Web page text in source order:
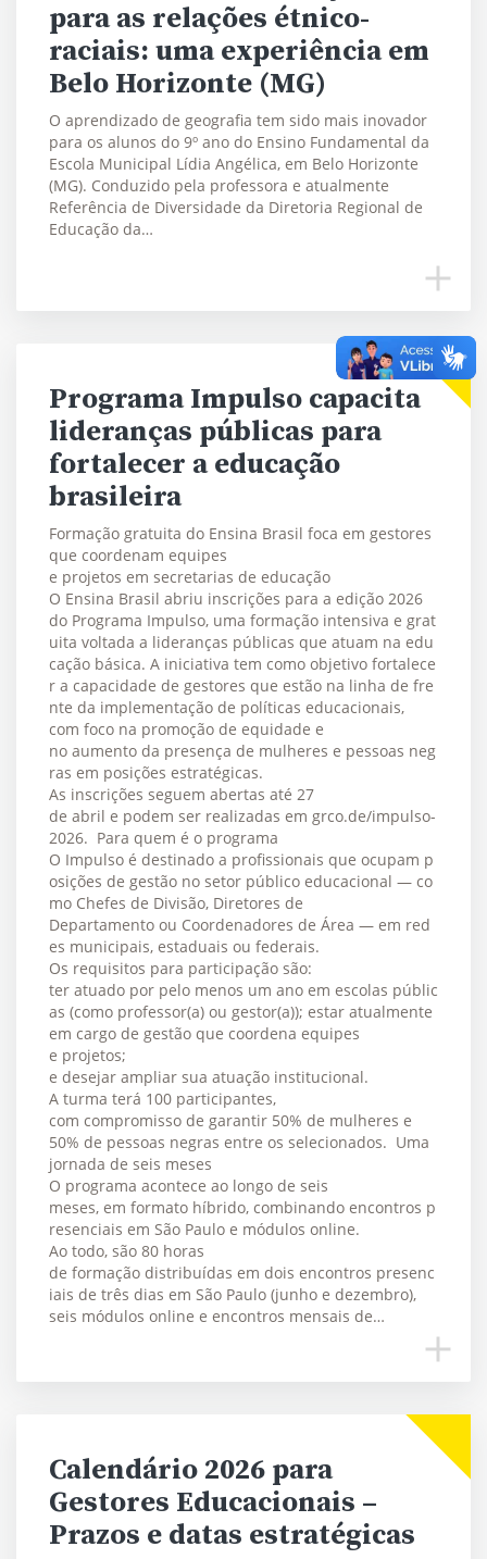
para as relações étnico-
raciais: uma experiência em
Belo Horizonte (MG)
O aprendizado de geografia tem sido mais inovador
para os alunos do 9º ano do Ensino Fundamental da
Escola Municipal Lídia Angélica, em Belo Horizonte
(MG). Conduzido pela professora e atualmente
Referência de Diversidade da Diretoria Regional de
Educação da…
Programa Impulso capacita
lideranças públicas para
fortalecer a educação
brasileira
Formação gratuita do Ensina Brasil foca em gestores
que coordenam equipes
e projetos em secretarias de educação
O Ensina Brasil abriu inscrições para a edição 2026
do Programa Impulso, uma formação intensiva e grat
uita voltada a lideranças públicas que atuam na edu
cação básica. A iniciativa tem como objetivo fortalece
r a capacidade de gestores que estão na linha de fre
nte da implementação de políticas educacionais,
com foco na promoção de equidade e
no aumento da presença de mulheres e pessoas neg
ras em posições estratégicas.
As inscrições seguem abertas até 27
de abril e podem ser realizadas em grco.de/impulso-
2026. Para quem é o programa
O Impulso é destinado a profissionais que ocupam p
osições de gestão no setor público educacional — co
mo Chefes de Divisão, Diretores de
Departamento ou Coordenadores de Área — em red
es municipais, estaduais ou federais.
Os requisitos para participação são:
ter atuado por pelo menos um ano em escolas públic
as (como professor(a) ou gestor(a)); estar atualmente
em cargo de gestão que coordena equipes
e projetos;
e desejar ampliar sua atuação institucional.
A turma terá 100 participantes,
com compromisso de garantir 50% de mulheres e
50% de pessoas negras entre os selecionados. Uma
jornada de seis meses
O programa acontece ao longo de seis
meses, em formato híbrido, combinando encontros p
resenciais em São Paulo e módulos online.
Ao todo, são 80 horas
de formação distribuídas em dois encontros presenc
iais de três dias em São Paulo (junho e dezembro),
seis módulos online e encontros mensais de…
Calendário 2026 para
Gestores Educacionais –
Prazos e datas estratégicas